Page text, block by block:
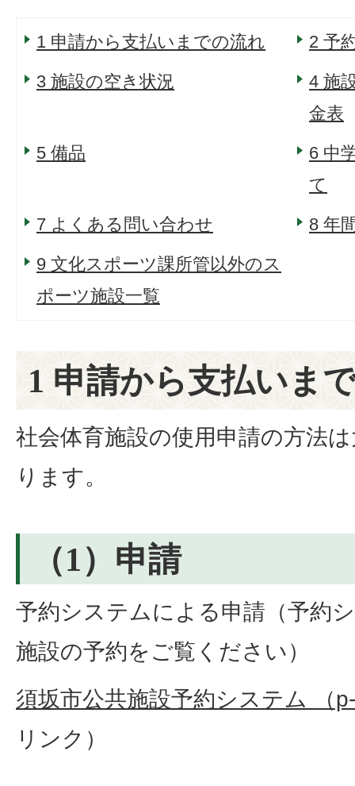
1 申請から支払いまでの流れ
2 予
3 施設の空き状況
4 施
金表
5 備品
6 中
て
7 よくある問い合わせ
8 年
9 文化スポーツ課所管以外のス
ポーツ施設一覧
1 申請から支払いま
社会体育施設の使用申請の方法
ります。
（1）申請
予約システムによる申請（予約
施設の予約をご覧ください）
須坂市公共施設予約システム （
リンク）